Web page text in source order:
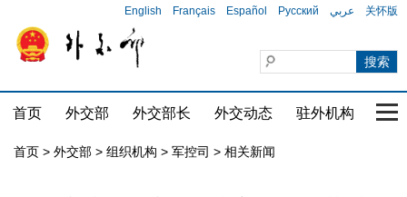
English Français Español Русский عربي 关怀版
首页 外交部 外交部长 外交动态 驻外机构 国
首页 > 外交部 > 组织机构 > 军控司 > 相关新闻